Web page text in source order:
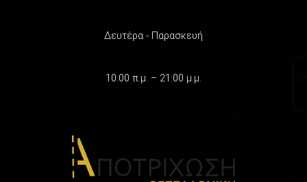
Δευτέρα - Παρασκευή
10:00 π.μ. – 21:00 μ.μ.